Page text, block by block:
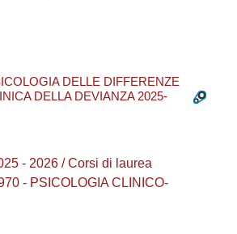
DELLE DIFFERENZE
DELLA DEVIANZA 2025-
- 2026 / Corsi di laurea
- PSICOLOGIA CLINICO-